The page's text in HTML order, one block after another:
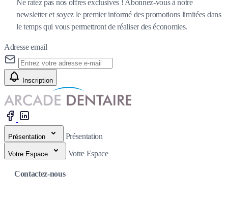
Ne ratez pas nos offres exclusives ! Abonnez-vous à notre
newsletter et soyez le premier informé des promotions limitées dans
le temps qui vous permettront de réaliser des économies.
Adresse email
Inscription
Présentation Présentation
Votre Espace Votre Espace
Contactez-nous